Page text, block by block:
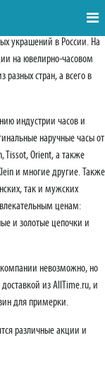
украшений в России. На
на ювелирно-часовом
стран, а всего в
индустрии часов и
наручные часы от
Tissot, Orient, а также
и многие другие. Также
так и мужских
ценам:
и золотые цепочки и
компании невозможно, но
из AllTime.ru, и
для примерки.
различные акции и